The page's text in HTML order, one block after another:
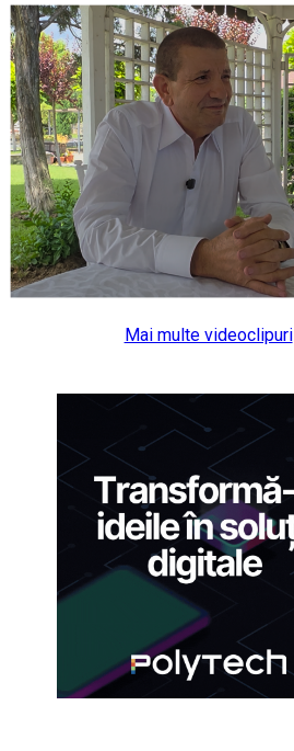
Mai multe videoclipuri